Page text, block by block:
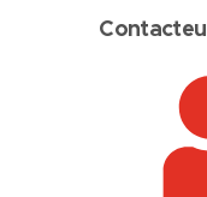
Contacteu